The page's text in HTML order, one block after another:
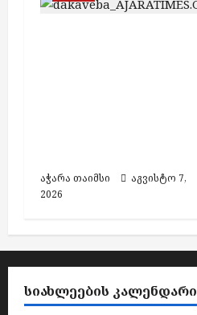
აჭარა თაიმსი
აგვისტო 7,
2026
ᲡᲘᲐᲮᲚᲔᲔᲑᲘᲡ ᲙᲐᲚᲔᲜᲓᲐᲠᲘ